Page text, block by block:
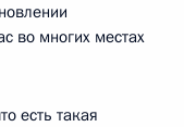
во многих местах
есть такая